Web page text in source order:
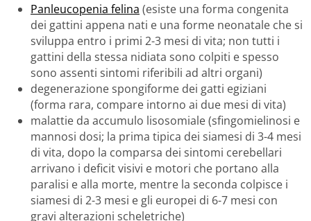
Panleucopenia felina (esiste una forma congenita
dei gattini appena nati e una forme neonatale che si
sviluppa entro i primi 2-3 mesi di vita; non tutti i
gattini della stessa nidiata sono colpiti e spesso
sono assenti sintomi riferibili ad altri organi)
degenerazione spongiforme dei gatti egiziani
(forma rara, compare intorno ai due mesi di vita)
malattie da accumulo lisosomiale (sfingomielinosi e
mannosi dosi; la prima tipica dei siamesi di 3-4 mesi
di vita, dopo la comparsa dei sintomi cerebellari
arrivano i deficit visivi e motori che portano alla
paralisi e alla morte, mentre la seconda colpisce i
siamesi di 2-3 mesi e gli europei di 6-7 mesi con
gravi alterazioni scheletriche)